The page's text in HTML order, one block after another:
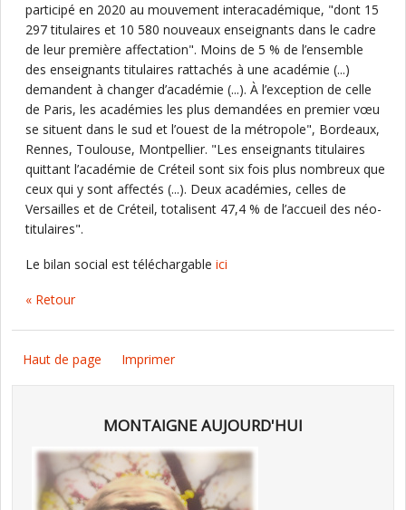
participé en 2020 au mouvement interacadémique, "dont 15
297 titulaires et 10 580 nouveaux enseignants dans le cadre
de leur première affectation". Moins de 5 % de l’ensemble
des enseignants titulaires rattachés à une académie (...)
demandent à changer d’académie (...). À l’exception de celle
de Paris, les académies les plus demandées en premier vœu
se situent dans le sud et l’ouest de la métropole", Bordeaux,
Rennes, Toulouse, Montpellier. "Les enseignants titulaires
quittant l’académie de Créteil sont six fois plus nombreux que
ceux qui y sont affectés (...). Deux académies, celles de
Versailles et de Créteil, totalisent 47,4 % de l’accueil des néo-
titulaires".
Le bilan social est téléchargable ici
« Retour
Haut de page Imprimer
MONTAIGNE AUJOURD'HUI